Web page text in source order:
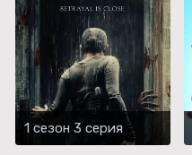
1 сезон 3 серия